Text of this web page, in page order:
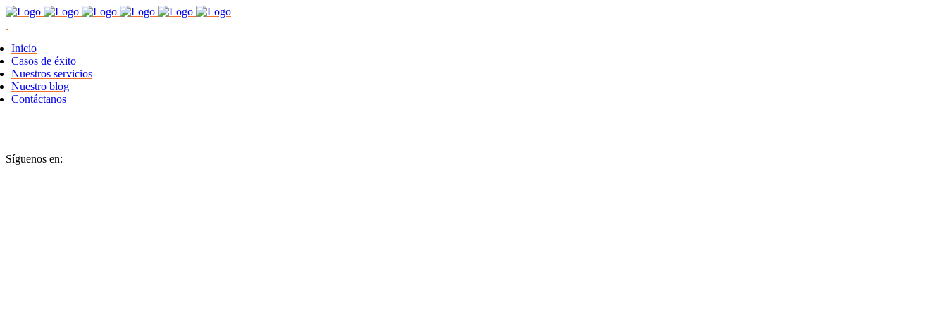
Inicio
Casos de éxito
Nuestros servicios
Nuestro blog
Contáctanos
Síguenos en: